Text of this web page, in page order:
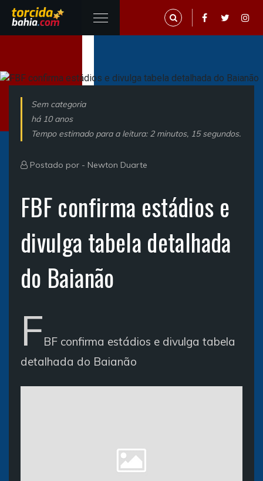
Sem categoria
há 10 anos
Tempo estimado para a leitura: 2 minutos, 15 segundos.
Postado por - Newton Duarte
FBF confirma estádios e
divulga tabela detalhada
do Baianão
FBF confirma estádios e divulga tabela
detalhada do Baianão